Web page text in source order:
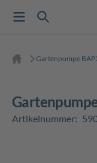
Gartenpumpe
Artikelnummer: